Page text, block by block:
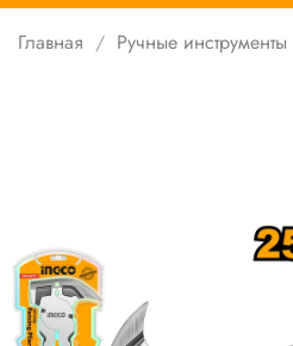
Главная Ручные инструменты